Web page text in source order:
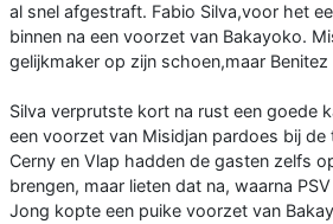
al snel afgestraft. Fabio Silva,voor het
binnen na een voorzet van Bakayoko.
gelijkmaker op zijn schoen,maar Benitez
Silva verprutste kort na rust een goede
een voorzet van Misidjan pardoes bij de
Cerny en Vlap hadden de gasten zelfs
brengen, maar lieten dat na, waarna
Jong kopte een puike voorzet van